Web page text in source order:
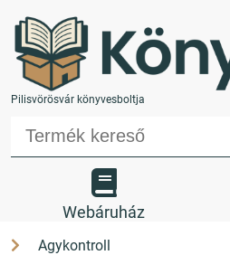
Pilisvörösvár könyvesboltja
Webáruház
Agykontroll